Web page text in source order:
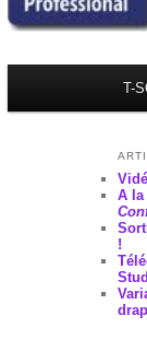
T-
A la
!